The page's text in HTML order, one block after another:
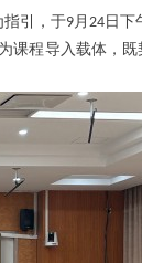
指引，于9月 24 日下
课程导入载体，